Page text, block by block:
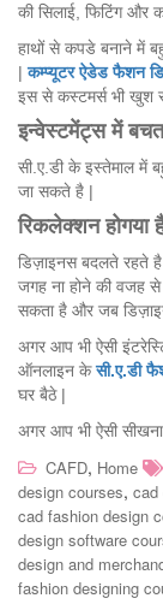
की सिलाई, फिटिंग
हाथों से कपडे बनाने में
|कम्प्यूटर ऐडेड फैशन
इस से कस्टमर्स भी खुश
इन्वेस्टमेंट्स में बचत
सी.ए.डी के इस्तेमाल में
जा सकते है |
रिकलेक्शन होगया
डिज़ाइनस बदलते रहते
जगह ना होने की वजह से
सकता है और जब
अगर आप भी ऐसी
ऑनलाइन केसी.ए.डी
घर बैठे |
अगर आप भी ऐसी
CAFD, Home
design courses, cad
cad fashion design
design software
design and
fashion designing